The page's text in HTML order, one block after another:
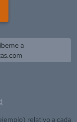
a
relativo a cada